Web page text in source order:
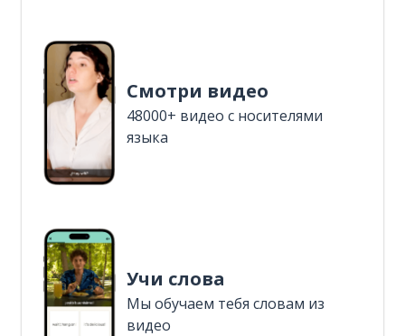
Смотри видео
48000+ видео с носителями
языка
Учи слова
Мы обучаем тебя словам из
видео